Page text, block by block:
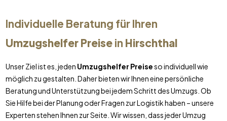
Individuelle Beratung für Ihren
Umzugshelfer Preisein Hirschthal
Unser Ziel ist es, jeden Umzugshelfer Preiseso individuell wie
möglich zu gestalten. Daher bieten wir Ihnen eine persönliche
Beratung und Unterstützung bei jedem Schritt des Umzugs. Ob
Sie Hilfe bei der Planung oder Fragen zur Logistik haben – unsere
Experten stehen Ihnen zur Seite. Wir wissen, dass jeder Umzug